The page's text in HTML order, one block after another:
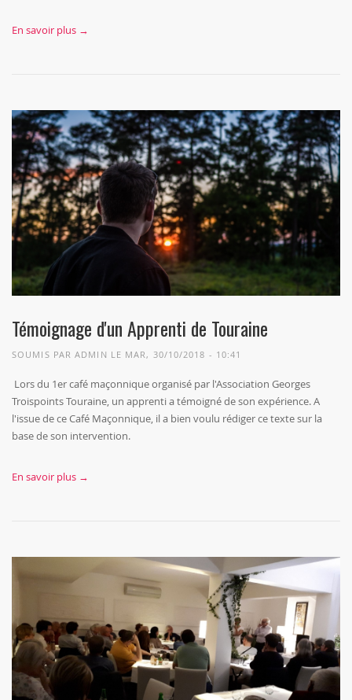
En savoir plus →
Témoignage d'un Apprenti de Touraine
SOUMIS PARADMIN LE MAR, 30/10/2018 - 10:41
Lors du 1er café maçonnique organisé par l'Association Georges
Troispoints Touraine, un apprenti a témoigné de son expérience. A
l'issue de ce Café Maçonnique, il a bien voulu rédiger ce texte sur la
base de son intervention.
En savoir plus →